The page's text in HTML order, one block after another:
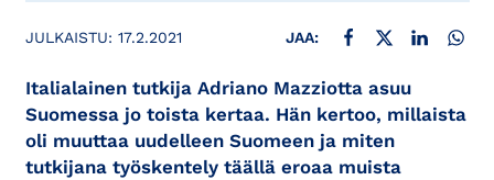
JULKAISTU: 17.2.2021 JAA: JAA FACEBOOKISSA
JAA X:SSÄ JAA
Italialainen tutkija Adriano Mazziotta asuu
Suomessa jo toista kertaa. Hän kertoo, millaista
oli muuttaa uudelleen Suomeen ja miten
tutkijana työskentely täällä eroaa muista